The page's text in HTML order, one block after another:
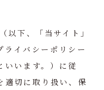
以下、「当サイト」
ライバシーポリシー
いいます。）に従
適切に取り扱い、保